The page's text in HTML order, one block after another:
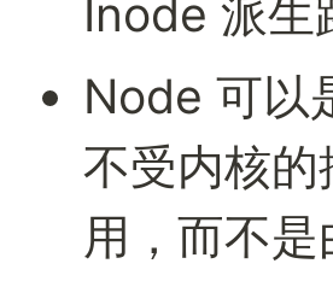
Inode 派生
Node 可以
不受内核
用，而不